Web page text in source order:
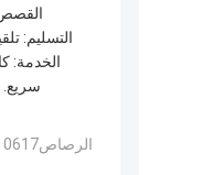
الخدمة:
سريع.
—— الرصاص0617 لتر